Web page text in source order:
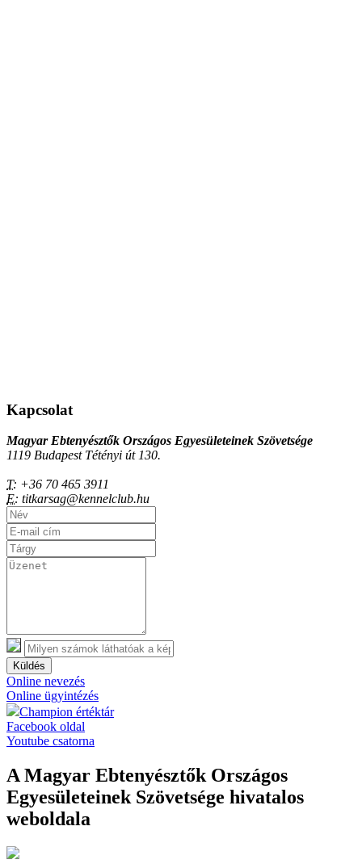
Kapcsolat
Magyar Ebtenyésztők Országos Egyesületeinek Szövetsége
1119 Budapest Tétényi út 130.
T: +36 70 465 3911
E: titkarsag@kennelclub.hu
Küldés
Online nevezés
Online ügyintézés
Champion értéktár
Facebook oldal
Youtube csatorna
A Magyar Ebtenyésztők Országos
Egyesületeinek Szövetsége hivatalos
weboldala